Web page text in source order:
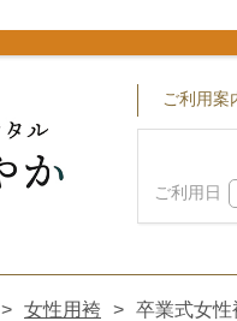
ご利用案
ご利用日
> 女性用袴 > 卒業式女